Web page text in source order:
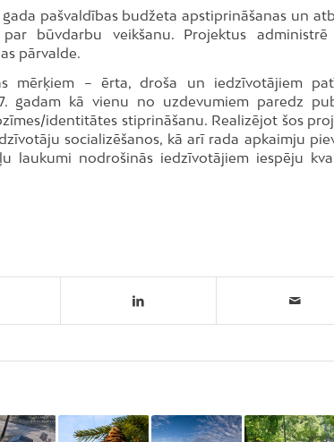
pašvaldības budžeta apstiprināšanas un
būvdarbu veikšanu. Projektus administrē
pārvalde.
mērķiem – ērta, droša un iedzīvotājiem
gadam kā vienu no uzdevumiem paredz
identitātes stiprināšanu. Realizējot šos
socializēšanos, kā arī rada apkaimju
laukumi nodrošinās iedzīvotājiem iespēju